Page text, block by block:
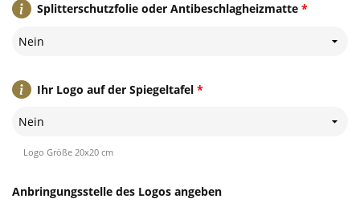
*
Splitterschutzfolie oder Antibeschlagheizmatte
Nein
*
Ihr Logo auf der Spiegeltafel
Nein
Logo Größe 20x20 cm
Anbringungsstelle des Logos angeben